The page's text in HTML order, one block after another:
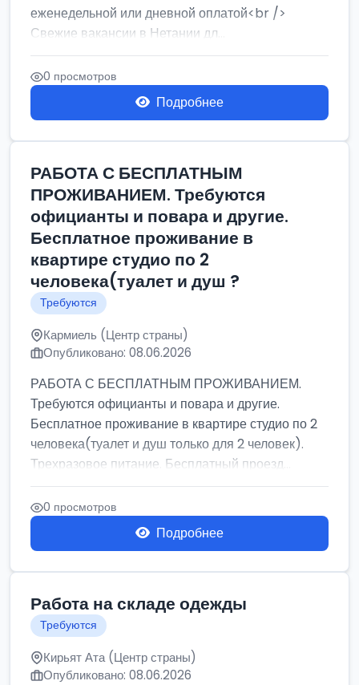
еженедельной или дневной оплатой<br />
Свежие вакансии в Нетании дл...
0 просмотров
Подробнее
РАБОТА С БЕСПЛАТНЫМ
ПРОЖИВАНИЕМ. Требуются
официанты и повара и другие.
Бесплатное проживание в
квартире студио по 2
человека(туалет и душ ?
Требуются
Кармиель (Центр страны)
Опубликовано: 08.06.2026
РАБОТА С БЕСПЛАТНЫМ ПРОЖИВАНИЕМ.
Требуются официанты и повара и другие.
Бесплатное проживание в квартире студио по 2
человека(туалет и душ только для 2 человек).
Трехразовое питание. Бесплатный проезд...
0 просмотров
Подробнее
Работа на складе одежды
Требуются
Кирьят Ата (Центр страны)
Опубликовано: 08.06.2026